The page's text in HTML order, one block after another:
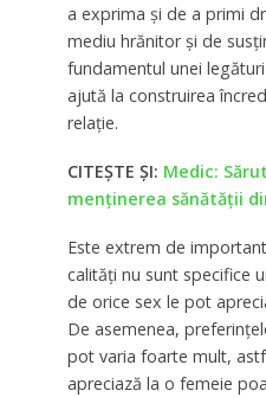
a exprima și de a primi
mediu hrănitor și de
fundamentul unei
ajută la construirea
relație.
CITEȘTE ȘI: Medic:
menţinerea sănătăţii
Este extrem de
calități nu sunt specifice
de orice sex le pot
De asemenea,
pot varia foarte mult,
apreciază la o femeie